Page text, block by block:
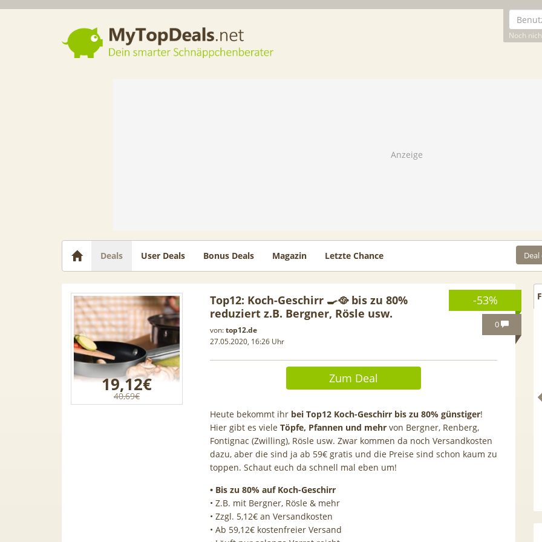
Noch
Dein smarter Schnäppchenberater
Deals User Deals Bonus Deals Magazin Letzte Chance
-53%
0
19,12€
40,69€
Top12: Koch-Geschirr 🍳🥘 bis zu 80%
reduziert z.B. Bergner, Rösle usw.
von:top12.de
27.05.2020, 16:26 Uhr
Zum Deal
Heute bekommt ihr bei Top12 Koch-Geschirr bis zu 80% günstiger!
Hier gibt es viele Töpfe, Pfannen und mehr von Bergner, Renberg,
Fontignac (Zwilling), Rösle usw. Zwar kommen da noch Versandkosten
dazu, aber die sind ja ab 59€ gratis und die Preise sind schon kaum zu
toppen. Schaut euch da schnell mal eben um!
• Bis zu 80% auf Koch-Geschirr
• Z.B. mit Bergner, Rösle & mehr
• Zzgl. 5,12€ an Versandkosten
• Ab 59,12€ kostenfreier Versand
Vodafone Allnet für 7,99€ mtl.
| 0,00€ Anschlusskosten | eff.
5,91€
waipu.tv Perfect Plus ab 9€